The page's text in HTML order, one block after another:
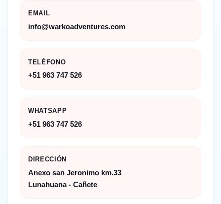
EMAIL
info@warkoadventures.com
TELÉFONO
+51 963 747 526
WHATSAPP
+51 963 747 526
DIRECCIÓN
Anexo san Jeronimo km.33
Lunahuana - Cañete